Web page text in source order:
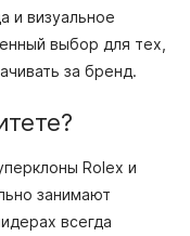
и визуальное
выбор для тех,
за бренд.
Rolex и
занимают
всегда